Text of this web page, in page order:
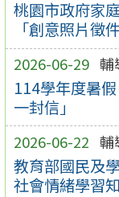
桃園市政府家
「創意照片徵
2026-06-29 輔
114學年度暑
一封信」
2026-06-22 輔
教育部國民及
社會情緒學習